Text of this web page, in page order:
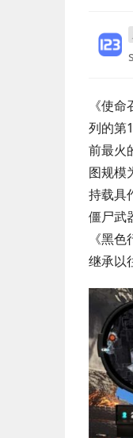
《使
列的第
前最火
图规模
持载具
僵尸武
《黑
继承以